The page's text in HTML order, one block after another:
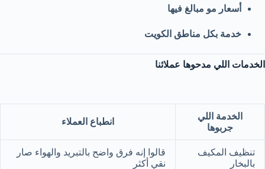
أسعار مو مبالغ فيها
خدمة بكل مناطق الكويت
الخدمات اللي مدحوها عملائنا
الخدمة اللي
جربوها
انطباع العملاء
تنظيف المكيف
بالبخار
قالوا إنه فرق واضح بالتبريد والهواء صار
نقي أكثر